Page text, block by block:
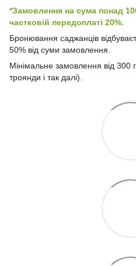
*Замовлення на сума понад
частковій передоплаті 20%.
Бронювання саджанців
50% від суми замовлення.
Мінімальне замовлення від 300
троянди і так далі).